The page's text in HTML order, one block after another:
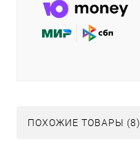
ПОХОЖИЕ ТОВАРЫ (8)